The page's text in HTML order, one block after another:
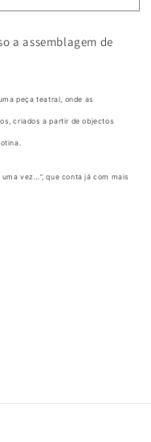
a assemblagem de
peça teatral, onde as
criados a partir de objectos
uma vez…”, que conta jácom mais